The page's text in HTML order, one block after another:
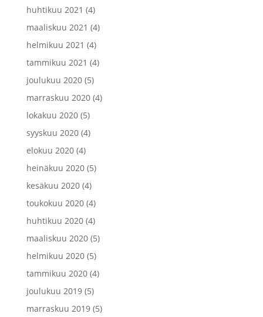
huhtikuu 2021 (4)
maaliskuu 2021 (4)
helmikuu 2021 (4)
tammikuu 2021 (4)
joulukuu 2020(5)
marraskuu 2020(4)
lokakuu 2020(5)
syyskuu 2020(4)
elokuu 2020(4)
heinäkuu 2020(5)
kesäkuu 2020(4)
toukokuu 2020(4)
huhtikuu 2020(4)
maaliskuu 2020(5)
helmikuu 2020(5)
tammikuu 2020(4)
joulukuu 2019(5)
marraskuu 2019(5)